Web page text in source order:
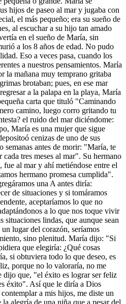
hijos de paseo al mar y jugaba con
el más pequeño; era su sueño de
al escuchar a su hijo tan amado
en el sueño de María, sin
a los 8 años de edad. No pudo
Eso a veces pasa, cuando los
a nuestros pensamientos. María
la mañana muy temprano gritaba
brotaban; pues, en ese mar
a la palapa en la playa, María
carta que tituló "Caminando
camino, luego corro gritando tu
el ruido del mar diciéndome:
María es una mujer que sigue
cenizas de uno de sus
semanas antes de morir: "María, te
tres meses al mar". Su hermano
al mar y ahí metiéndose entre el
hermano promesa cumplida".
una A antes diría:
de situaciones y si tomáramos
aceptaríamos lo que no
a lo que nos toque vivir
situaciones lindas, que aunque sean
lugar del corazón, seríamos
sino plenitud. María dijo: "Si
que elegiría: ¿Qué cosas
si obtuviera todo lo que deseo, es
porque no lo valoraría, no me
dijo que, "el éxito es lograr ser feliz
éxito". Así que le diría a Dios
a mis hijos, me diste un
alegría de una niña que a pesar del